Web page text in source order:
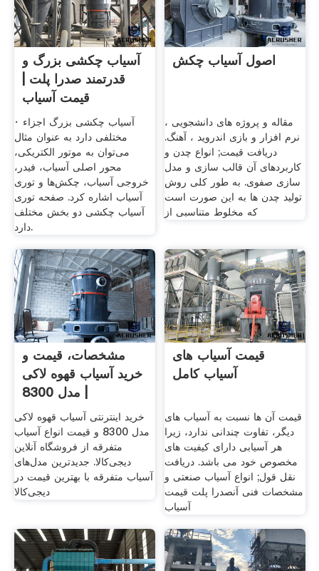
آسیاب چکشی بزرگ و
قدرتمند صدرا پلت |
قیمت آسیاب
· آسیاب چکشی بزرگ اجزاء
مختلفی دارد به عنوان مثال
می‌توان به موتور الکتریکی،
محور اصلی آسیاب، فیدر،
خروجی آسیاب، چکش‌ها و توری
آسیاب اشاره کرد. صفحه توری
آسیاب چکشی دو بخش مختلف
دارد.
اصول آسیاب چکش
مقاله و پروژه های دانشجویی ،
نرم افزار و بازی اندروید ، آهنگ.
دریافت قیمت; انواع چدن و
کاربردهای آن قالب سازی و مدل
سازی صفوی. به طور کلی روش
تولید چدن ها به این صورت است
که مخلوط متناسبی از
مشخصات، قیمت و
خرید آسیاب قهوه لاکی
خرید اینترنتی آسیاب قهوه لاکی
مدل 8300 و قیمت انواع آسیاب
متفرقه از فروشگاه آنلاین
دیجی‌کالا. جدیدترین مدل‌های
آسیاب متفرقه با بهترین قیمت در
دیجی‌کالا
قیمت آسیاب های
آسیاب کامل
قیمت آن ها نسبت به آسیاب های
دیگر، تفاوت چندانی ندارد، زیرا
هر آسیابی دارای کیفیت های
مخصوص خود می باشد. دریافت
نقل قول; انواع آسیاب صنعتی و
مشخصات فنی آنصدرا پلت قیمت
آسیاب